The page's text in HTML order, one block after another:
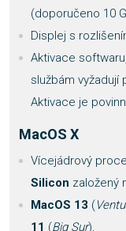
(doporučeno 10
Displej s
Aktivace
službám vyžadují
Aktivace je
MacOS X
Vícejádrový
Silicon založený
MacOS 13 (
11 (Big Sur),